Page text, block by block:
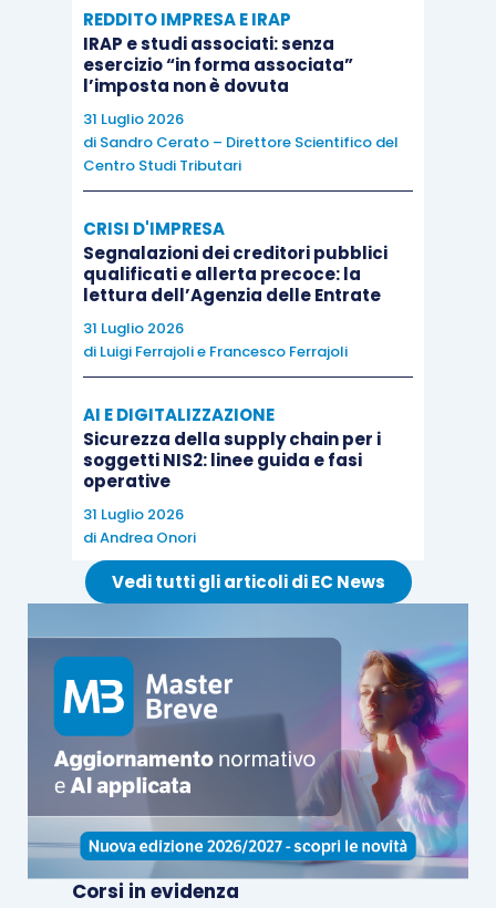
non erogazioni sostitutive in denaro
le opere e i servizi devono perseguire
specifiche finalità di educazione,
istruzione, ricreazione, assistenza
sociale e sanitaria o culto exarticolo
Le opere e i servizi contemplati dalla norma
possono esseremessi direttamente a
disposizione dal datore di lavoro o da parte di
strutture esterne all’azienda
dipendente resti estraneo al rapporto economico
che intercorre tra l’azienda e il terzo erogatore
del servizio.
In questo contesto l’Agenzia delle Entrate, con la
recenterisposta ad istanza d’interpello n.
329/2022, ha recentemente chiarito che il
servizio di ricarica dell’auto elettrica che un
datore di lavoro intende offrire ai propri
dipendenti rappresenta una fattispecie esclusa
da imposizioneai sensi
dell’articolo 51, comma
2, lett. f), Tuir, in considerazione del fatto che
tale iniziativa si inserisce in un piùampio quadro
di interventi posti in essere dal datore di lavoro
finalizzati a informare e sensibilizzare i vari
interlocutori “su importanti temi legati alla cultura
della sostenibilità: dall’educazione ambientale, al
REDDITO IMPRESA E IRAP
IRAP e studi associati: senza
esercizio “in forma associata”
l’imposta non è dovuta
31 Luglio 2026
di Sandro Cerato – Direttore Scientifico del
Centro Studi Tributari
CRISI D'IMPRESA
Segnalazioni dei creditori pubblici
qualificati e allerta precoce: la
lettura dell’Agenzia delle Entrate
31 Luglio 2026
di Luigi Ferrajolie Francesco Ferrajoli
AI E DIGITALIZZAZIONE
Sicurezza della supply chain per i
soggetti NIS2: linee guida e fasi
operative
31 Luglio 2026
diAndrea Onori
Vedi tutti gli articoli di EC News
Corsi in evidenza